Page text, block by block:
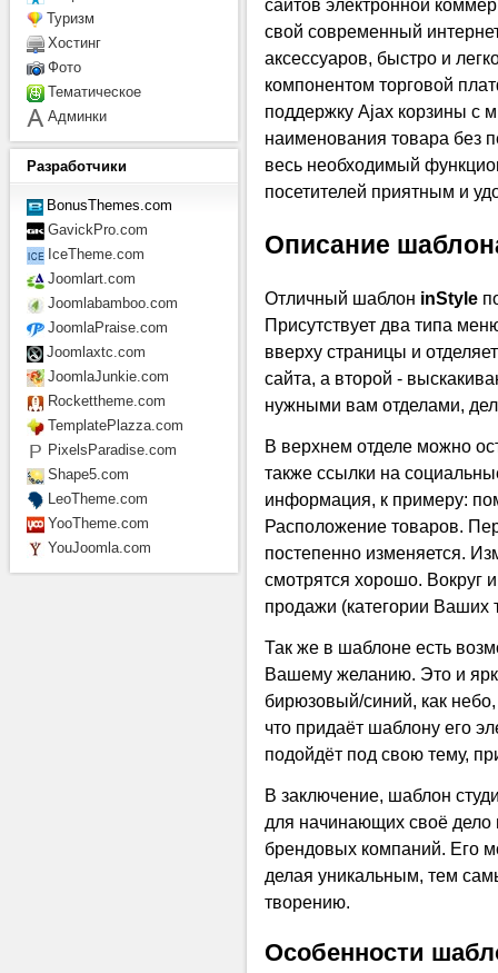
сайтов электронной
свой современный
аксессуаров, быстро и
компонентом торговой
поддержку Ajax корзины с
наименования товара без
весь необходимый
посетителей приятным и
Описание
Отличный шаблон inStyle
Присутствует два типа
вверху страницы и
сайта, а второй -
нужными вам отделами,
В верхнем отделе можно
также ссылки на
информация, к примеру:
Расположение товаров.
постепенно изменяется.
смотрятся хорошо. Вокруг
продажи (категории Ваших
Так же в шаблоне есть
Вашему желанию. Это и
бирюзовый/синий, как
что придаёт шаблону его
подойдёт под свою тему,
В заключение, шаблон
для начинающих своё дело
брендовых компаний. Его
делая уникальным, тем
творению.
Особенности
Туризм
Хостинг
Фото
Тематическое
Админки
Разработчики
BonusThemes.com
GavickPro.com
IceTheme.com
Joomlart.com
Joomlabamboo.com
JoomlaPraise.com
Joomlaxtc.com
JoomlaJunkie.com
Rockettheme.com
TemplatePlazza.com
PixelsParadise.com
Shape5.com
LeoTheme.com
YooTheme.com
YouJoomla.com